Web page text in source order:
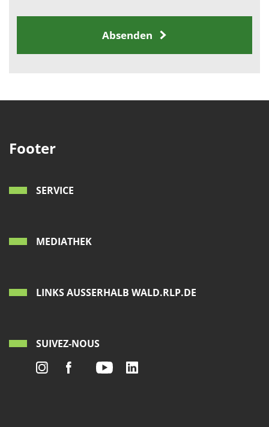
Absenden
Footer
SERVICE
MEDIATHEK
LINKS AUSSERHALB WALD.RLP.DE
SUIVEZ-NOUS